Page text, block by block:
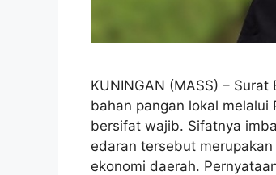
KUNINGAN (MASS) –
bahan pangan lokal melalui
bersifat wajib. Sifatnya
edaran tersebut
ekonomi daerah.